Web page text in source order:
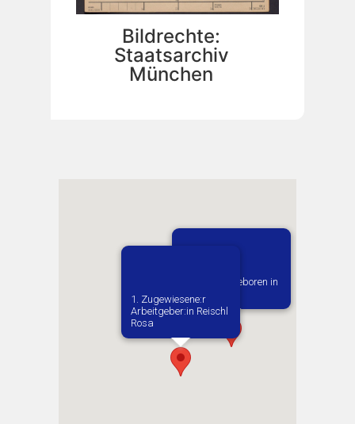
Bildrechte:
Staatsarchiv
München
Vermutlich geboren in
1. Zugewiesene:r
Arbeitgeber:in​ Reischl
Rosa